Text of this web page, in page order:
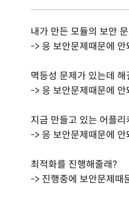
내가 만든 모듈의 보안
-> 응 보안문제때문에 안
멱등성 문제가 있는데 해
-> 응 보안문제때문에 안
지금 만들고 있는 어플
-> 응 보안문제때문에 안
최적화를 진행해줄래?
-> 진행중에 보안문제때